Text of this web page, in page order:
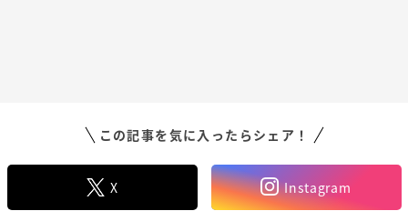
この記事を気に入ったらシェア！
X Instagram